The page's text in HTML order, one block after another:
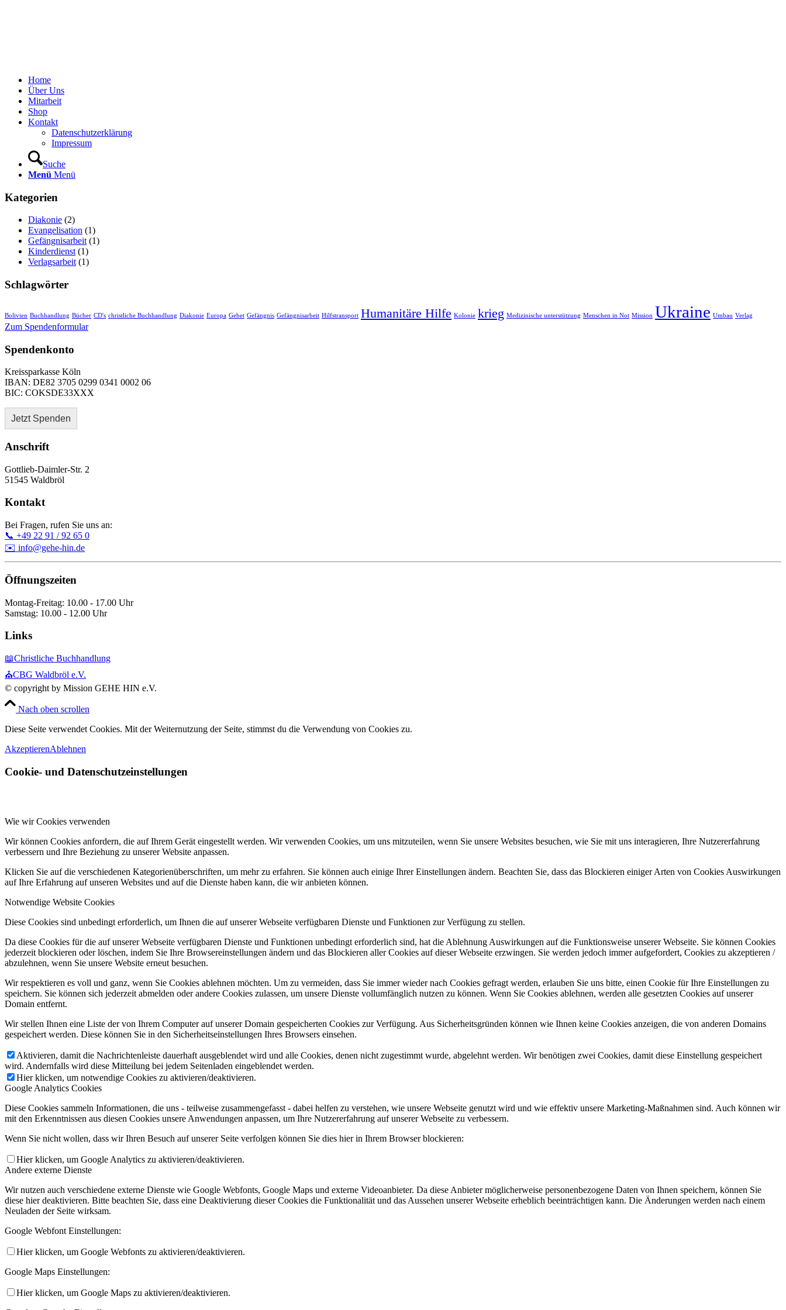
Home
Über Uns
Mitarbeit
Shop
Kontakt
Datenschutzerklärung
Impressum
Suche
Menü Menü
Kategorien
Diakonie (2)
Evangelisation (1)
Gefängnisarbeit(1)
Kinderdienst(1)
Verlagsarbeit(1)
Schlagwörter
Bolivien Buchhandlung Bücher CD's christliche Buchhandlung Diakonie Europa Gebet Gefängnis Gefängnisarbeit Hilfstransport Humanitäre Hilfe Kolonie krieg Medizinische unterstützung Menschen in Not Mission Ukraine Umbau Verlag
Zum Spendenformular
Spendenkonto
Kreissparkasse Köln
IBAN: DE82 3705 0299 0341 0002 06
BIC: COKSDE33XXX
Jetzt Spenden
Anschrift
Gottlieb-Daimler-Str. 2
51545 Waldbröl
Kontakt
Bei Fragen, rufen Sie uns an:
📞 +49 22 91 / 92 65 0
✉️ info@gehe-hin.de
Öffnungszeiten
Montag-Freitag: 10.00 - 17.00 Uhr
Samstag: 10.00 - 12.00 Uhr
Links
📖Christliche Buchhandlung
⛪CBG Waldbröl e.V.
© copyright by Mission GEHE HIN e.V.
Nach oben scrollen
Diese Seite verwendet Cookies. Mit der Weiternutzung der Seite, stimmst du die Verwendung von Cookies zu.
AkzeptierenAblehnen
Cookie- und Datenschutzeinstellungen
Wie wir Cookies verwenden
Wir können Cookies anfordern, die auf Ihrem Gerät eingestellt werden. Wir verwenden Cookies, um uns mitzuteilen, wenn Sie unsere Websites besuchen, wie Sie mit uns interagieren, Ihre Nutzererfahrung
verbessern und Ihre Beziehung zu unserer Website anpassen.
Klicken Sie auf die verschiedenen Kategorienüberschriften, um mehr zu erfahren. Sie können auch einige Ihrer Einstellungen ändern. Beachten Sie, dass das Blockieren einiger Arten von Cookies Auswirkungen
auf Ihre Erfahrung auf unseren Websites und auf die Dienste haben kann, die wir anbieten können.
Notwendige Website Cookies
Diese Cookies sind unbedingt erforderlich, um Ihnen die auf unserer Webseite verfügbaren Dienste und Funktionen zur Verfügung zu stellen.
Da diese Cookies für die auf unserer Webseite verfügbaren Dienste und Funktionen unbedingt erforderlich sind, hat die Ablehnung Auswirkungen auf die Funktionsweise unserer Webseite. Sie können Cookies
jederzeit blockieren oder löschen, indem Sie Ihre Browsereinstellungen ändern und das Blockieren aller Cookies auf dieser Webseite erzwingen. Sie werden jedoch immer aufgefordert, Cookies zu akzeptieren /
abzulehnen, wenn Sie unsere Website erneut besuchen.
Wir respektieren es voll und ganz, wenn Sie Cookies ablehnen möchten. Um zu vermeiden, dass Sie immer wieder nach Cookies gefragt werden, erlauben Sie uns bitte, einen Cookie für Ihre Einstellungen zu
speichern. Sie können sich jederzeit abmelden oder andere Cookies zulassen, um unsere Dienste vollumfänglich nutzen zu können. Wenn Sie Cookies ablehnen, werden alle gesetzten Cookies auf unserer
Domain entfernt.
Wir stellen Ihnen eine Liste der von Ihrem Computer auf unserer Domain gespeicherten Cookies zur Verfügung. Aus Sicherheitsgründen können wie Ihnen keine Cookies anzeigen, die von anderen Domains
gespeichert werden. Diese können Sie in den Sicherheitseinstellungen Ihres Browsers einsehen.
Aktivieren, damit die Nachrichtenleiste dauerhaft ausgeblendet wird und alle Cookies, denen nicht zugestimmt wurde, abgelehnt werden. Wir benötigen zwei Cookies, damit diese Einstellung gespeichert
wird. Andernfalls wird diese Mitteilung bei jedem Seitenladen eingeblendet werden.
Hier klicken, um notwendige Cookies zu aktivieren/deaktivieren.
Google Analytics Cookies
Diese Cookies sammeln Informationen, die uns - teilweise zusammengefasst - dabei helfen zu verstehen, wie unsere Webseite genutzt wird und wie effektiv unsere Marketing-Maßnahmen sind. Auch können wir
mit den Erkenntnissen aus diesen Cookies unsere Anwendungen anpassen, um Ihre Nutzererfahrung auf unserer Webseite zu verbessern.
Wenn Sie nicht wollen, dass wir Ihren Besuch auf unserer Seite verfolgen können Sie dies hier in Ihrem Browser blockieren:
Hier klicken, um Google Analytics zu aktivieren/deaktivieren.
Andere externe Dienste
Wir nutzen auch verschiedene externe Dienste wie Google Webfonts, Google Maps und externe Videoanbieter. Da diese Anbieter möglicherweise personenbezogene Daten von Ihnen speichern, können Sie
diese hier deaktivieren. Bitte beachten Sie, dass eine Deaktivierung dieser Cookies die Funktionalität und das Aussehen unserer Webseite erheblich beeinträchtigen kann. Die Änderungen werden nach einem
Neuladen der Seite wirksam.
Google Webfont Einstellungen:
Hier klicken, um Google Webfonts zu aktivieren/deaktivieren.
Google Maps Einstellungen:
Hier klicken, um Google Maps zu aktivieren/deaktivieren.